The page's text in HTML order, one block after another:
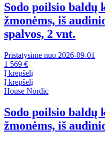
Sodo poilsio baldų
žmonėms, iš
spalvos, 2 vnt.
Pristatysime nuo 2026‑09‑01
1 569 €
Į krepšelį
Į krepšelį
House Nordic
Sodo poilsio baldų
žmonėms, iš